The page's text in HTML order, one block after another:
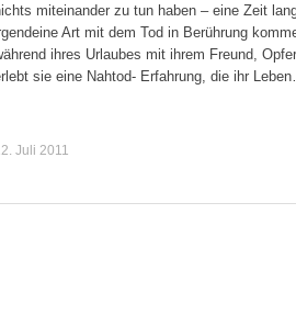
miteinander zu tun haben – eine Zeit
Art mit dem Tod in Berührung
ihres Urlaubes mit ihrem Freund,
sie eine Nahtod- Erfahrung, die ihr
Juli 2011